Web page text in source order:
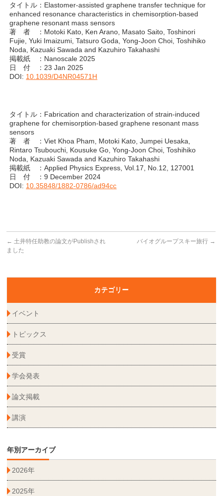
タイトル：Elastomer-assisted graphene transfer technique for
enhanced resonance characteristics in chemisorption-based
graphene resonant mass sensors
著 者 ：Motoki Kato, Ken Arano, Masato Saito, Toshinori
Fujie, Yuki Imaizumi, Tatsuro Goda, Yong-Joon Choi, Toshihiko
Noda, Kazuaki Sawada and Kazuhiro Takahashi
掲載紙 ：Nanoscale 2025
日 付 ：23 Jan 2025
DOI: 10.1039/D4NR04571H
タイトル：Fabrication and characterization of strain-induced
graphene for chemisorption-based graphene resonant mass
sensors
著 者 ：Viet Khoa Pham, Motoki Kato, Jumpei Uesaka,
Rintaro Tsubouchi, Kousuke Go, Yong-Joon Choi, Toshihiko
Noda, Kazuaki Sawada and Kazuhiro Takahashi
掲載紙 ：Applied Physics Express, Vol.17, No.12, 127001
日 付 ：9 December 2024
DOI: 10.35848/1882-0786/ad94cc
← 土井特任助教の論文がPublishされ
ました
バイオグループスキー旅行 →
カテゴリー
イベント
トピックス
受賞
学会発表
論文掲載
講演
年別アーカイブ
2026年
2025年